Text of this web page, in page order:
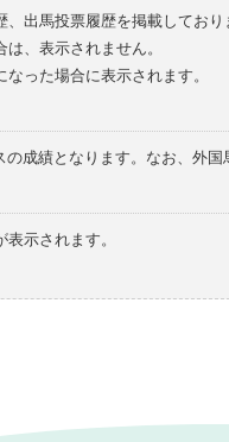
出馬投票履歴を掲載しており
、表示されません。
った場合に表示されます。
成績となります。なお、外
示されます。